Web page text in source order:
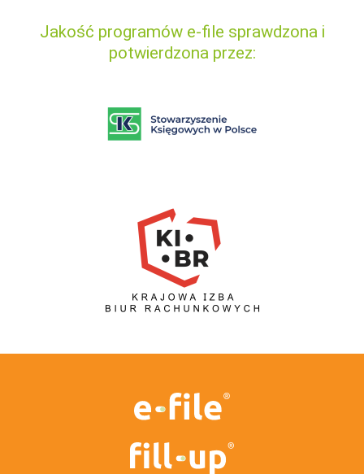
Jakość programów e-file sprawdzona i
potwierdzona przez: